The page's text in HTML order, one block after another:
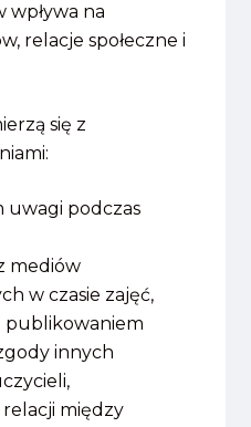
na
relacje społeczne i
się z
podczas
mediów
w czasie zajęć,
innych
między